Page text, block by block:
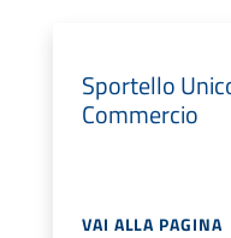
Sportello
Commercio
VAI ALLA PAGINA